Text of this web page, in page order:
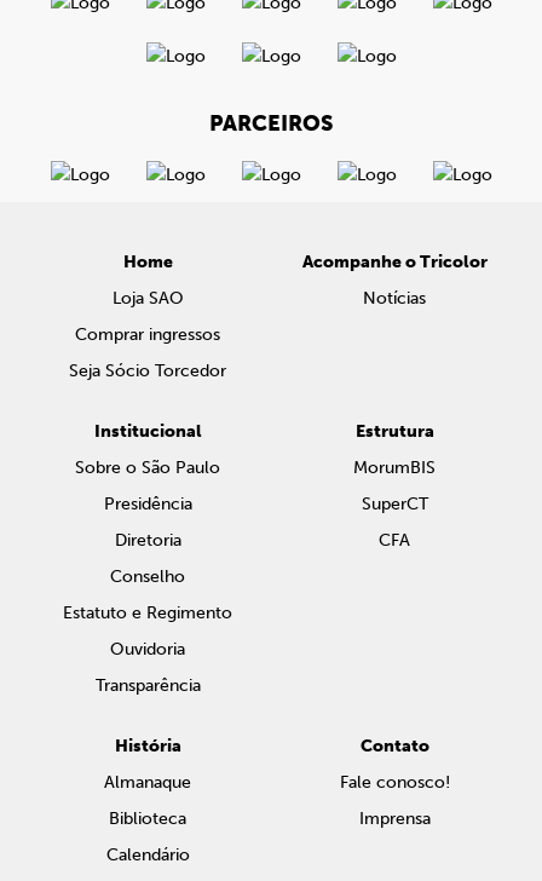
PARCEIROS
Home
Loja SAO
Comprar ingressos
Seja Sócio Torcedor
Acompanhe o Tricolor
Notícias
Institucional
Sobre o São Paulo
Presidência
Diretoria
Conselho
Estatuto e Regimento
Ouvidoria
Transparência
Estrutura
MorumBIS
SuperCT
CFA
História
Almanaque
Biblioteca
Calendário
Contato
Fale conosco!
Imprensa